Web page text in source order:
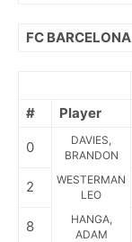
FC BARCELONA
#
Player
0
DAVIES,
BRANDON
2
WESTERMAN
LEO
8
HANGA,
ADAM